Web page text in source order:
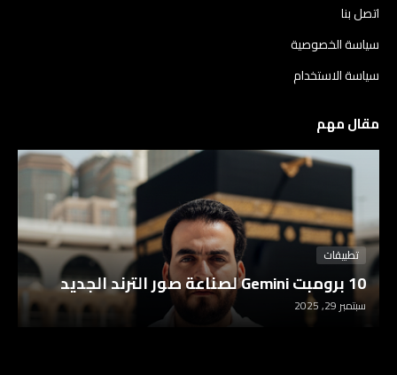
اتصل بنا
سياسة الخصوصية
سياسة الاستخدام
مقال مهم
تطبيقات
10 برومبت Gemini لصناعة صور الترند الجديد
سبتمبر 29, 2025